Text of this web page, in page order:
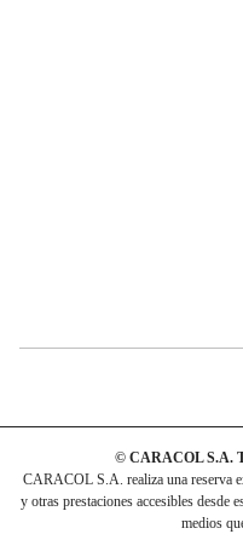
© CARACOL S.A.
CARACOL S.A. realiza una reserva
y otras prestaciones accesibles desde
medios